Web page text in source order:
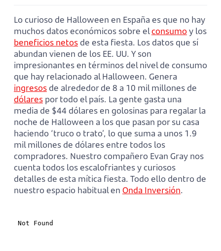
Lo curioso de Halloween en España es que no hay
muchos datos económicos sobre elconsumoy los
beneficios netos de esta fiesta. Los datos que sí
abundan vienen de los EE. UU. Y son
impresionantes en términos del nivel de consumo
que hay relacionado al Halloween. Genera
ingresos de alrededor de 8 a 10 mil millones de
dólares por todo el país. La gente gasta una
media de $44 dólares en golosinas para regalar la
noche de Halloween a los que pasan por su casa
haciendo ‘truco o trato’, lo que suma a unos 1.9
mil millones de dólares entre todos los
compradores. Nuestro compañero Evan Gray nos
cuenta todos los escalofriantes y curiosos
detalles de esta mítica fiesta. Todo ello dentro de
nuestro espacio habitual en Onda Inversión.